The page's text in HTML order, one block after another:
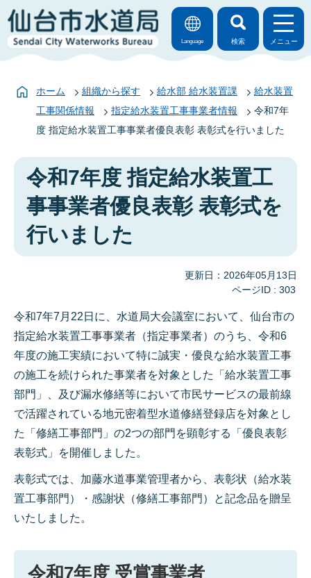
Language 検索 メニュー
ホーム 組織から探す 給水部 給水装置課
給水装置
工事関係情報
指定給水装置工事事業者情報
令和7年
度 指定給水装置工事事業者優良表彰 表彰式を行いました
令和7年度 指定給水装置工
事事業者優良表彰 表彰式を
行いました
更新日：2026年05月13日
ページID : 303
令和7年7月22日に、水道局大会議室において、仙台市の
指定給水装置工事事業者（指定事業者）のうち、令和6
年度の施工実績において特に誠実・優良な給水装置工事
の施工を続けられた事業者を対象とした「給水装置工事
部門」、及び漏水修繕等において市民サービスの最前線
で活躍されている地元密着型水道修繕登録店を対象とし
た「修繕工事部門」の2つの部門を顕彰する「優良表彰
表彰式」を開催しました。
表彰式では、加藤水道事業管理者から、表彰状（給水装
置工事部門）・感謝状（修繕工事部門）と記念品を贈呈
いたしました。
令和7年度 受賞事業者